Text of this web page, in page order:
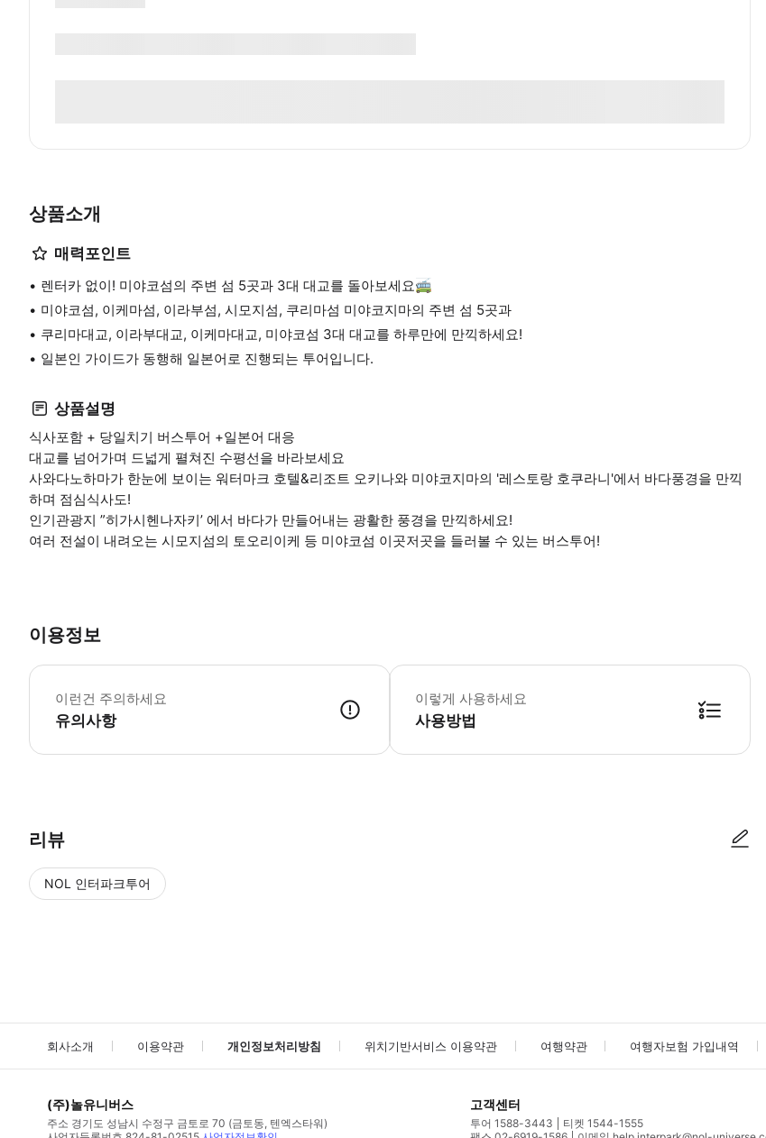
상품소개
매력포인트
렌터카 없이! 미야코섬의 주변 섬 5곳과 3대 대교를 돌아보세요🚎
미야코섬, 이케마섬, 이라부섬, 시모지섬, 쿠리마섬 미야코지마의 주변 섬 5곳과
쿠리마대교, 이라부대교, 이케마대교, 미야코섬 3대 대교를 하루만에 만끽하세요!
일본인 가이드가 동행해 일본어로 진행되는 투어입니다.
상품설명
식사포함 + 당일치기 버스투어 +일본어 대응
대교를 넘어가며 드넓게 펼쳐진 수평선을 바라보세요
사와다노하마가 한눈에 보이는 워터마크 호텔&리조트 오키나와 미야코지마의 '레스토랑 호쿠라니'에서 바다풍경을 만끽
하며 점심식사도!
인기관광지 ”히가시헨나자키’ 에서 바다가 만들어내는 광활한 풍경을 만끽하세요!
여러 전설이 내려오는 시모지섬의 토오리이케 등 미야코섬 이곳저곳을 들러볼 수 있는 버스투어!
이용정보
이런건 주의하세요
유의사항
※최소진행인원은 2명이상입니다. 인원이 모이지 않을 경우 중지될 수
이렇게 사용하세요
사용방법
리뷰
NOL 인터파크투어
회사소개 이용약관 개인정보처리방침 위치기반서비스 이용약관 여행약관 여행자보험 가입내역
(주)놀유니버스
주소 경기도 성남시 수정구 금토로 70 (금토동, 텐엑스타워)
고객센터
투어 1588-3443
티켓 1544-1555